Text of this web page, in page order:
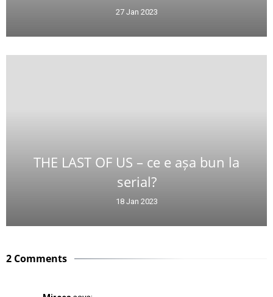
27 Jan 2023
THE LAST OF US – ce e așa bun la
serial?
18 Jan 2023
2 Comments